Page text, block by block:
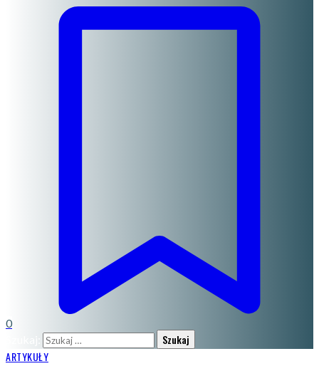
0
ARTYKUŁY